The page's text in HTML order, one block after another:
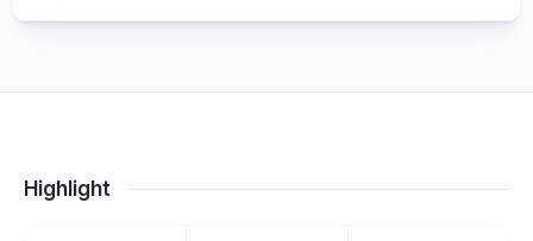
Highlight